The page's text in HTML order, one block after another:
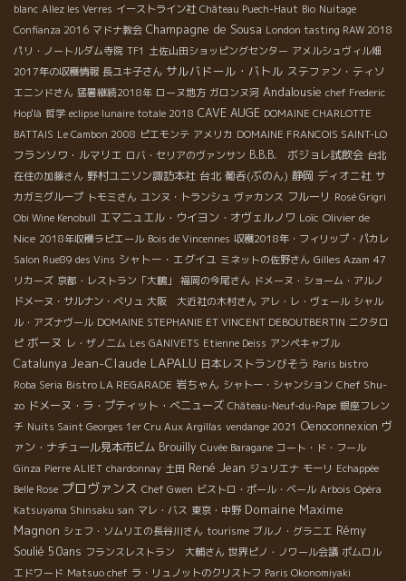
blanc Allez les Verres イーストライン社 Château Puech-Haut Bio Nuitage
Confianza 2016 マドナ教会 Champagne de Sousa London tasting RAW 2018
パリ・ノートルダム寺院 TF1 土佐山田ショッピングセンター アメルシュヴィル畑
2017年の収穫情報 長ユキ子さん サルバドール・バトル ステファン・ティソ
エニンドさん 猛暑継続2018年 ローヌ地方 ガロンヌ河 Andalousie chef Frederic
Hop'là 哲学 eclipse lunaire totale 2018 CAVE AUGE DOMAINE CHARLOTTE
BATTAIS Le Cambon 2008 ピエモンテ アメリカ DOMAINE FRANCOIS SAINT-LO
フランソワ・ルマリエ ロバ・セリアのヴァンサン B.B.B. ボジョレ試飲会 台北
在住の加藤さん 野村ユニソン諏訪本社 台北 葡呑(ぶのん) 静岡 ディオニ社 サ
カガミグループ トモミさん ユンヌ・トランシュ ヴァカンス フルーリ Rosé Grigri
Obi Wine Kenobull エマニュエル・ウイヨン・オヴェルノワ Loïc Olivier de
Nice 2018年収穫ラピエール Bois de Vincennes 収穫2018年・フィリップ・パカレ
Salon Rue89 des Vins シャトー・エグイユ ミネットの佐野さん Gilles Azam 47
リカーズ 京都・レストラン「大鵬」 福岡の今尾さん ドメーヌ・ショーム・アルノ
ドメーヌ・サルナン・ベリュ 大阪 大近社の木村さん アレ・レ・ヴェール シャル
ル・アズナヴール DOMAINE STEPHANIE ET VINCENT DEBOUTBERTIN ニクタロ
ピ ボーヌ レ・ザノ二ム Les GANIVETS Etienne Deiss アンペキャブル
Catalunya Jean-Claude LAPALU 日本レストランびそう Paris bistro
Roba Seria Bistro LA REGARADE 岩ちゃん シャトー・シャンション Chef Shu-
zo ドメーヌ・ラ・プティット・べニューズ Château-Neuf-du-Pape 銀座フレン
チ Nuits Saint Georges 1er Cru Aux Argillas vendange 2021 Oenoconnexion ヴ
ァン・ナチュール見本市ビム Brouilly Cuvée Baragane コート・ド・フール
Ginza Pierre ALIET chardonnay 土田 René Jean ジュリエナ モーリ Echappée
Belle Rose プロヴァンス Chef Gwen ビストロ・ポール・ベール Arbois Opéra
Katsuyama Shinsaku san マレ・バス 東京・中野 Domaine Maxime
Magnon シェフ・ソムリエの長谷川さん tourisme ブルノ・グラニエ Rémy
Soulié 50ans フランスレストラン 大輔さん 世界ピノ・ノワール会議 ポムロル
エドワード Matsuo chef ラ・リュノットのクリストフ Paris Okonomiyaki